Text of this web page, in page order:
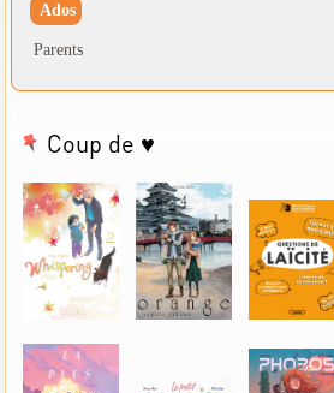
Ados
Parents
Coup de ♥